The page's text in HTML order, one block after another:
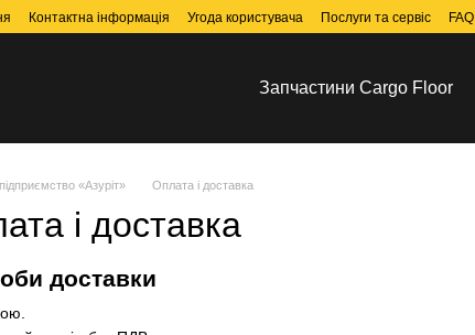
Контактна інформація Угода користувача Послуги та сервіс FAQ
Запчастини Cargo Floor
«Азуріт» Оплата і доставка
і доставка
доставки